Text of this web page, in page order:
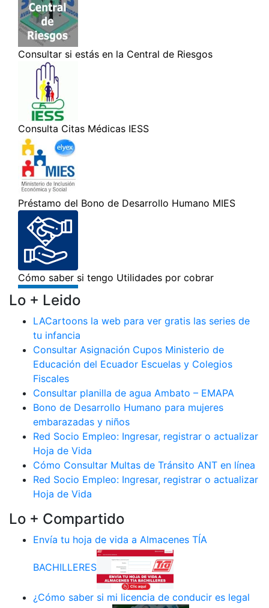
Lo + Leido
LACartoons la web para ver gratis las series de
tu infancia
Consultar Asignación Cupos Ministerio de
Educación del Ecuador Escuelas y Colegios
Fiscales
Consultar planilla de agua Ambato – EMAPA
Bono de Desarrollo Humano para mujeres
embarazadas y niños
Red Socio Empleo: Ingresar, registrar o actualizar
Hoja de Vida
Cómo Consultar Multas de Tránsito ANT en línea
Red Socio Empleo: Ingresar, registrar o actualizar
Hoja de Vida
Lo + Compartido
Envía tu hoja de vida a Almacenes TÍA
BACHILLERES
¿Cómo saber si mi licencia de conducir es legal